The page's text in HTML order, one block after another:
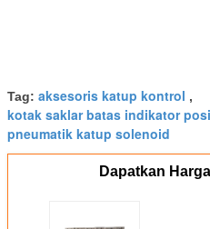
Tag: aksesoris katup kontrol ,
kotak saklar batas indikator
pneumatik katup solenoid
Dapatkan